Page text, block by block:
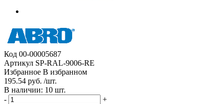
Код 00-00005687
Артикул SP-RAL-9006-RE
Избранное В избранном
195.54 руб. /шт.
В наличии: 10 шт.
-
+